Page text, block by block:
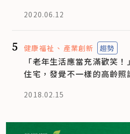
2020.06.12
5 健康福祉 產業創新 趨勢
「老年生活應當充滿歡笑
住宅，發覺不一樣的高齡照
2018.02.15